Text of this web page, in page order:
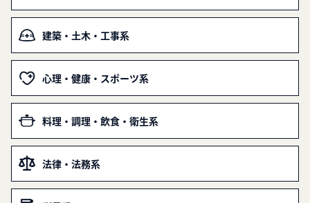
建築・土木・工事系
心理・健康・スポーツ系
料理・調理・飲食・衛生系
法律・法務系